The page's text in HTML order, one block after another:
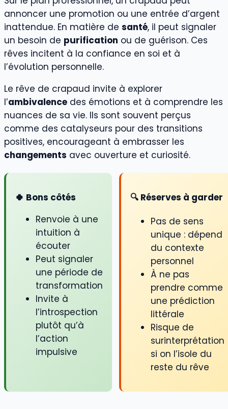
annoncer une promotion ou une entrée d’argent
inattendue. En matière de santé, il peut signaler
un besoin de purification ou de guérison. Ces
rêves incitent à la confiance en soi et à
l’évolution personnelle.
Le rêve de crapaud invite à explorer
l’ambivalence des émotions et à comprendre les
nuances de sa vie. Ils sont souvent perçus
comme des catalyseurs pour des transitions
positives, encourageant à embrasser les
changements avec ouverture et curiosité.
🍀 Bons côtés
Renvoie à une
intuition à
écouter
Peut signaler
une période de
transformation
Invite à
l’introspection
plutôt qu’à
l’action
impulsive
🔍 Réserves à garder
Pas de sens
unique : dépend
du contexte
personnel
À ne pas
prendre comme
une prédiction
littérale
Risque de
surinterprétation
si on l’isole du
reste du rêve